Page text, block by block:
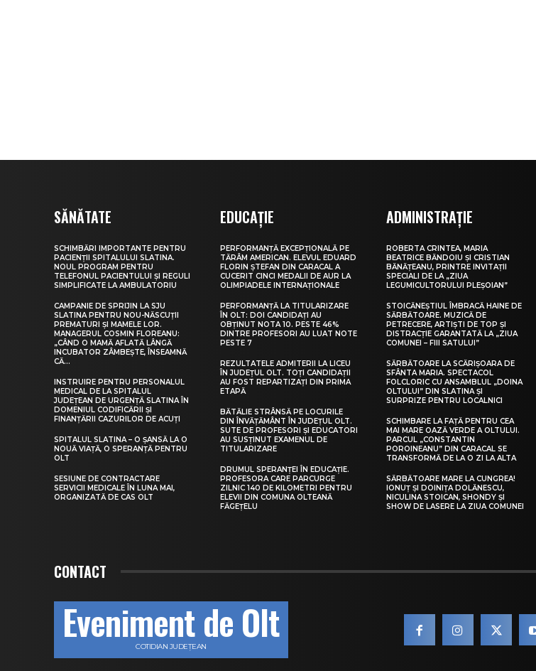
SĂNĂTATE
SCHIMBĂRI IMPORTANTE PENTRU
PACIENȚII SPITALULUI SLATINA.
NOUL PROGRAM PENTRU
TELEFONUL PACIENTULUI ȘI REGULI
SIMPLIFICATE LA AMBULATORIU
CAMPANIE DE SPRIJIN LA SJU
SLATINA PENTRU NOU-NĂSCUȚII
PREMATURI ȘI MAMELE LOR.
MANAGERUL COSMIN FLOREANU:
„CÂND O MAMĂ AFLATĂ LÂNGĂ
INCUBATOR ZÂMBEȘTE, ÎNSEAMNĂ
CĂ...
INSTRUIRE PENTRU PERSONALUL
MEDICAL DE LA SPITALUL
JUDEȚEAN DE URGENȚĂ SLATINA ÎN
DOMENIUL CODIFICĂRII ȘI
FINANȚĂRII CAZURILOR DE ACUȚI
SPITALUL SLATINA – O ȘANSĂ LA O
NOUĂ VIAȚĂ, O SPERANȚĂ PENTRU
OLT
SESIUNE DE CONTRACTARE
SERVICII MEDICALE ÎN LUNA MAI,
ORGANIZATĂ DE CAS OLT
EDUCAȚIE
PERFORMANȚĂ EXCEPȚIONALĂ PE
TĂRÂM AMERICAN. ELEVUL EDUARD
FLORIN ȘTEFAN DIN CARACAL A
CUCERIT CINCI MEDALII DE AUR LA
OLIMPIADELE INTERNAȚIONALE
PERFORMANȚĂ LA TITULARIZARE
ÎN OLT: DOI CANDIDAȚI AU
OBȚINUT NOTA 10. PESTE 46%
DINTRE PROFESORI AU LUAT NOTE
PESTE 7
REZULTATELE ADMITERII LA LICEU
ÎN JUDEȚUL OLT. TOȚI CANDIDAȚII
AU FOST REPARTIZAȚI DIN PRIMA
ETAPĂ
BĂTĂLIE STRÂNSĂ PE LOCURILE
DIN ÎNVĂȚĂMÂNT ÎN JUDEȚUL OLT.
SUTE DE PROFESORI ȘI EDUCATORI
AU SUSȚINUT EXAMENUL DE
TITULARIZARE
DRUMUL SPERANȚEI ÎN EDUCAȚIE.
PROFESORA CARE PARCURGE
ZILNIC 140 DE KILOMETRI PENTRU
ELEVII DIN COMUNA OLTEANĂ
FĂGEȚELU
ADMINISTRAȚIE
ROBERTA CRINTEA, MARIA
BEATRICE BĂNDOIU ȘI CRISTIAN
BĂNĂȚEANU, PRINTRE INVITAȚII
SPECIALI DE LA „ZIUA
LEGUMICULTORULUI PLEȘOIAN”
STOICĂNEȘTIUL ÎMBRACĂ HAINE DE
SĂRBĂTOARE. MUZICĂ DE
PETRECERE, ARTIȘTI DE TOP ȘI
DISTRACȚIE GARANTATĂ LA „ZIUA
COMUNEI – FIII SATULUI”
SĂRBĂTOARE LA SCĂRIȘOARA DE
SFÂNTA MARIA. SPECTACOL
FOLCLORIC CU ANSAMBLUL „DOINA
OLTULUI” DIN SLATINA ȘI
SURPRIZE PENTRU LOCALNICI
SCHIMBARE LA FAȚĂ PENTRU CEA
MAI MARE OAZĂ VERDE A OLTULUI.
PARCUL „CONSTANTIN
POROINEANU” DIN CARACAL SE
TRANSFORMĂ DE LA O ZI LA ALTA
SĂRBĂTOARE MARE LA CUNGREA!
IONUȚ ȘI DOINIȚA DOLĂNESCU,
NICULINA STOICAN, SHONDY ȘI
SHOW DE LASERE LA ZIUA COMUNEI
CONTACT
Eveniment de Olt
COTIDIAN JUDEȚEAN